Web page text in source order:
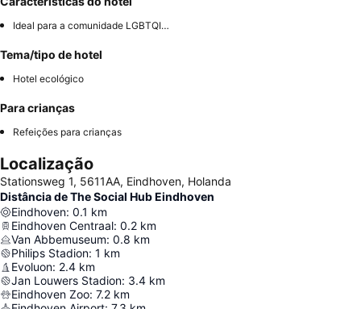
Ideal para a comunidade LGBTQIA+
Tema/tipo de hotel
Hotel ecológico
Para crianças
Refeições para crianças
Localização
Stationsweg 1, 5611AA, Eindhoven, Holanda
Distância de The Social Hub Eindhoven
Eindhoven: 0.1 km
Eindhoven Centraal: 0.2 km
Van Abbemuseum: 0.8 km
Philips Stadion: 1 km
Evoluon: 2.4 km
Jan Louwers Stadion: 3.4 km
Eindhoven Zoo: 7.2 km